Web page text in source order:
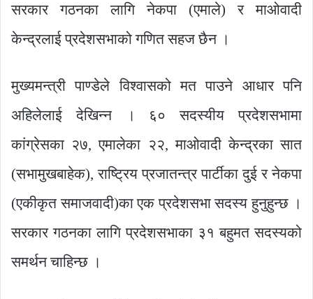
सरकार गठनका लागि नेकपा (एमाले) र माओवादी
केन्द्रलाई प्रदेशसभाको गणित सहज छैन ।
मुख्यमन्त्री पाण्डेले विश्वासको मत पाउने आधार पनि
अहिलेलाई देखिन्न । ६० सदस्यीय प्रदेशसभामा
कांग्रेसका २७, एमालेका २२, माओवादी केन्द्रका सात
(सभामुखबाहेक), राष्ट्रिय प्रजातन्त्र पार्टीका दुई र नेकपा
(एकीकृत समाजवादी)का एक प्रदेशसभा सदस्य हुनुहुन्छ ।
सरकार गठनका लागि प्रदेशसभाका ३१ बहुमत सदस्यको
समर्थन चाहिन्छ ।